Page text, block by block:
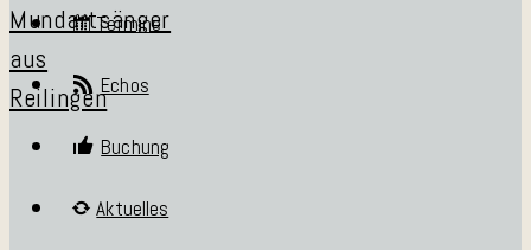
Termine
Echos
Buchung
Aktuelles